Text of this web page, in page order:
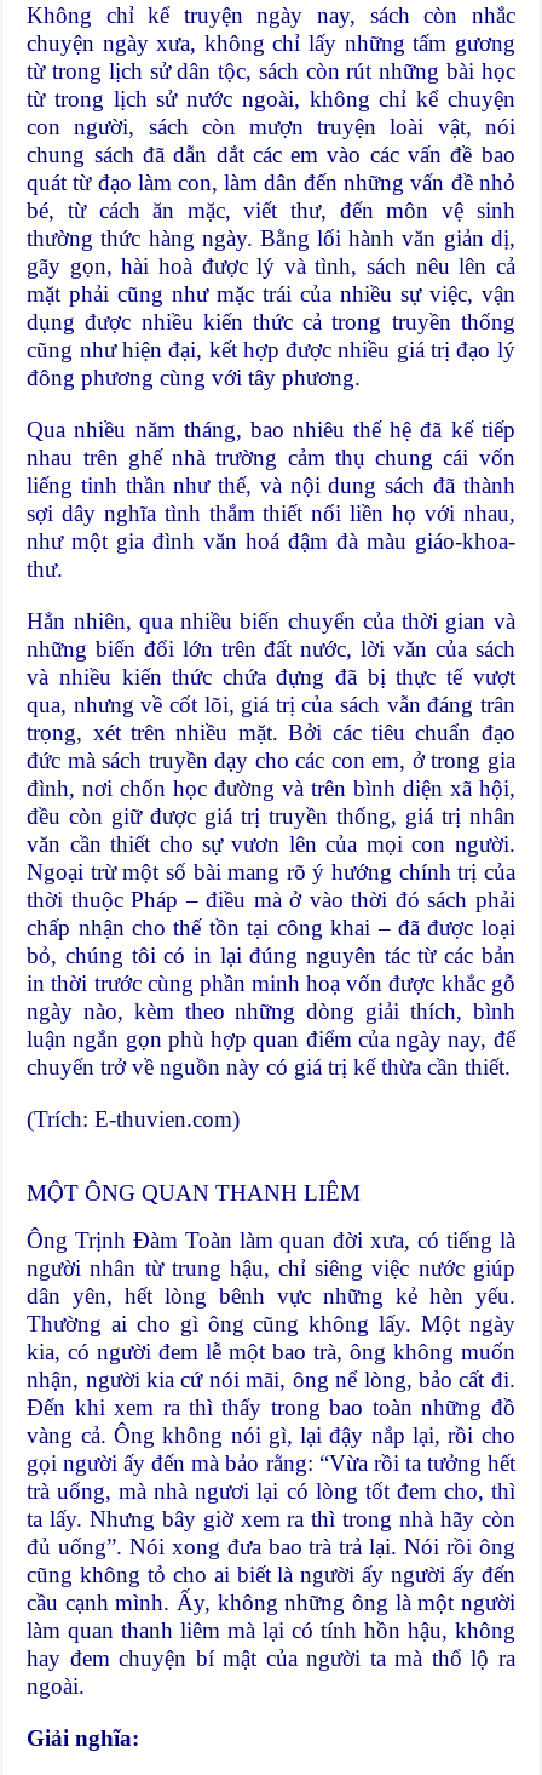
Không chỉ kể truyện ngày nay, sách còn nhắc
chuyện ngày xưa, không chỉ lấy những tấm gương
từ trong lịch sử dân tộc, sách còn rút những bài học
từ trong lịch sử nước ngoài, không chỉ kể chuyện
con người, sách còn mượn truyện loài vật, nói
chung sách đã dẫn dắt các em vào các vấn đề bao
quát từ đạo làm con, làm dân đến những vấn đề nhỏ
bé, từ cách ăn mặc, viết thư, đến môn vệ sinh
thường thức hàng ngày. Bằng lối hành văn giản dị,
gãy gọn, hài hoà được lý và tình, sách nêu lên cả
mặt phải cũng như mặc trái của nhiều sự việc, vận
dụng được nhiều kiến thức cả trong truyền thống
cũng như hiện đại, kết hợp được nhiều giá trị đạo lý
đông phương cùng với tây phương.
Qua nhiều năm tháng, bao nhiêu thế hệ đã kế tiếp
nhau trên ghế nhà trường cảm thụ chung cái vốn
liếng tinh thần như thế, và nội dung sách đã thành
sợi dây nghĩa tình thắm thiết nối liền họ với nhau,
như một gia đình văn hoá đậm đà màu giáo-khoa-
thư.
Hẳn nhiên, qua nhiều biến chuyển của thời gian và
những biến đổi lớn trên đất nước, lời văn của sách
và nhiều kiến thức chứa đựng đã bị thực tế vượt
qua, nhưng về cốt lõi, giá trị của sách vẫn đáng trân
trọng, xét trên nhiều mặt. Bởi các tiêu chuẩn đạo
đức mà sách truyền dạy cho các con em, ở trong gia
đình, nơi chốn học đường và trên bình diện xã hội,
đều còn giữ được giá trị truyền thống, giá trị nhân
văn cần thiết cho sự vươn lên của mọi con người.
Ngoại trừ một số bài mang rõ ý hướng chính trị của
thời thuộc Pháp – điều mà ở vào thời đó sách phải
chấp nhận cho thế tồn tại công khai – đã được loại
bỏ, chúng tôi có in lại đúng nguyên tác từ các bản
in thời trước cùng phần minh hoạ vốn được khắc gỗ
ngày nào, kèm theo những dòng giải thích, bình
luận ngắn gọn phù hợp quan điểm của ngày nay, để
chuyến trở về nguồn này có giá trị kế thừa cần thiết.
(Trích: E-thuvien.com)
MỘT ÔNG QUAN THANH LIÊM
Ông Trịnh Đàm Toàn làm quan đời xưa, có tiếng là
người nhân từ trung hậu, chỉ siêng việc nước giúp
dân yên, hết lòng bênh vực những kẻ hèn yếu.
Thường ai cho gì ông cũng không lấy. Một ngày
kia, có người đem lễ một bao trà, ông không muốn
nhận, người kia cứ nói mãi, ông nể lòng, bảo cất đi.
Đến khi xem ra thì thấy trong bao toàn những đồ
vàng cả. Ông không nói gì, lại đậy nắp lại, rồi cho
gọi người ấy đến mà bảo rằng: “Vừa rồi ta tưởng hết
trà uống, mà nhà ngươi lại có lòng tốt đem cho, thì
ta lấy. Nhưng bây giờ xem ra thì trong nhà hãy còn
đủ uống”. Nói xong đưa bao trà trả lại. Nói rồi ông
cũng không tỏ cho ai biết là người ấy người ấy đến
cầu cạnh mình. Ấy, không những ông là một người
làm quan thanh liêm mà lại có tính hồn hậu, không
hay đem chuyện bí mật của người ta mà thổ lộ ra
ngoài.
Giải nghĩa: